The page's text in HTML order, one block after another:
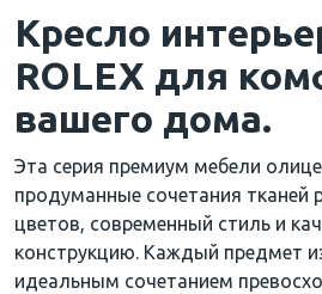
Кресло
ROLEX для
вашего дома.
Эта серия премиум мебели
продуманные сочетания тканей
цветов, современный стиль и
конструкцию. Каждый предмет
идеальным сочетанием